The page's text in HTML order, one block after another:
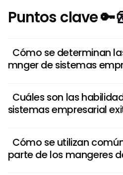
Puntos clave
Cómo se determinan
mnger de sistemas
implementación, la
una organización. También
Cuáles son las
sistemas empresarial
resolver problemas, a
asegurar operaciones suaves
Cómo se utilizan
parte de los mangeres